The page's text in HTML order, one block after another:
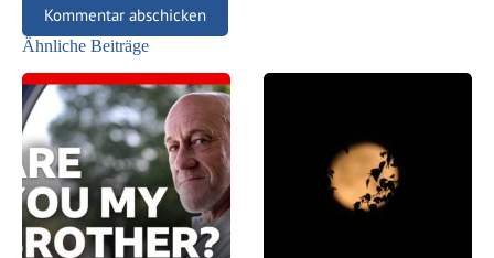
Kommentar abschicken
Ähnliche Beiträge